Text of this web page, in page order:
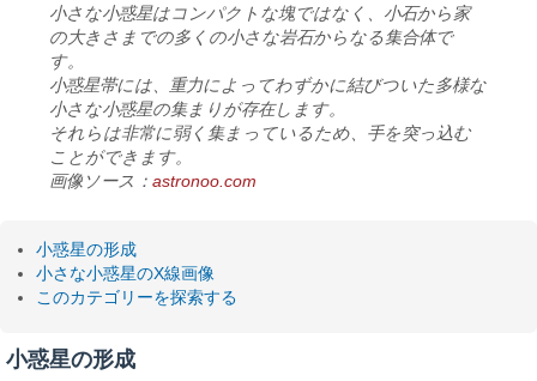
小さな小惑星はコンパクトな塊ではなく、小石から家
の大きさまでの多くの小さな岩石からなる集合体で
す。
小惑星帯には、重力によってわずかに結びついた多様な
小さな小惑星の集まりが存在します。
それらは非常に弱く集まっているため、手を突っ込む
ことができます。
画像ソース：astronoo.com
小惑星の形成
小さな小惑星のX線画像
このカテゴリーを探索する
小惑星の形成